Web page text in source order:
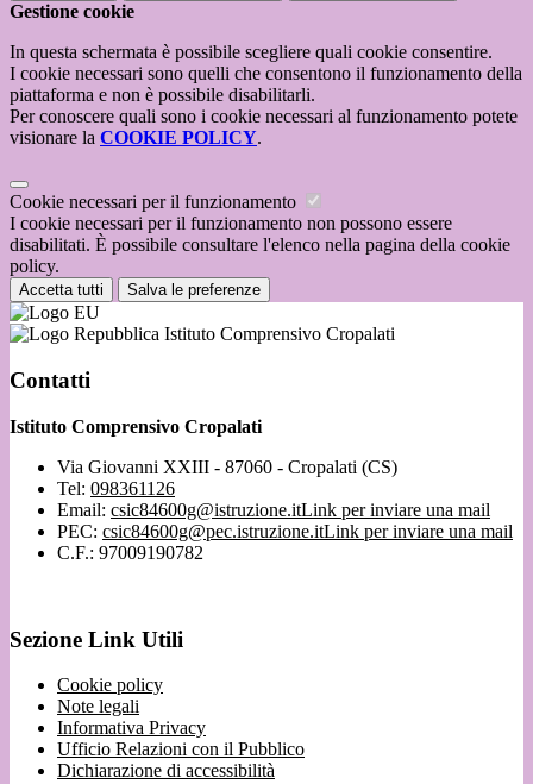
Gestione cookie
In questa schermata è possibile scegliere quali cookie consentire.
I cookie necessari sono quelli che consentono il funzionamento della
piattaforma e non è possibile disabilitarli.
Per conoscere quali sono i cookie necessari al funzionamento potete
visionare la COOKIE POLICY.
Cookie necessari per il funzionamento
I cookie necessari per il funzionamento non possono essere
disabilitati. È possibile consultare l'elenco nella pagina della cookie
policy.
Accetta tutti Salva le preferenze
Istituto Comprensivo Cropalati
Contatti
Istituto Comprensivo Cropalati
Via Giovanni XXIII - 87060 - Cropalati (CS)
Tel: 098361126
Email: csic84600g@istruzione.itLink per inviare una mail
PEC: csic84600g@pec.istruzione.itLink per inviare una mail
C.F.: 97009190782
Sezione Link Utili
Cookie policy
Note legali
Informativa Privacy
Ufficio Relazioni con il Pubblico
Dichiarazione di accessibilità